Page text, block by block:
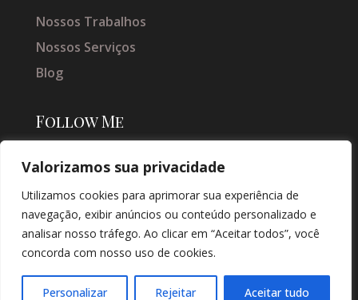
Valorizamos sua privacidade
Utilizamos cookies para aprimorar sua experiência de
navegação, exibir anúncios ou conteúdo personalizado e
analisar nosso tráfego. Ao clicar em “Aceitar todos”, você
concorda com nosso uso de cookies.
Personalizar Rejeitar Aceitar tudo
Nossos Trabalhos
Nossos Serviços
Blog
Follow Me
SOLUÇÕES DIGITAIS |
CRIAÇÃO DE SITES